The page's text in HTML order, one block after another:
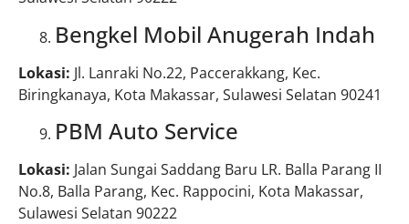
Bengkel Mobil Anugerah Indah
Lokasi: Jl. Lanraki No.22, Paccerakkang, Kec.
Biringkanaya, Kota Makassar, Sulawesi Selatan 90241
PBM Auto Service
Lokasi: Jalan Sungai Saddang Baru LR. Balla Parang II
No.8, Balla Parang, Kec. Rappocini, Kota Makassar,
Sulawesi Selatan 90222